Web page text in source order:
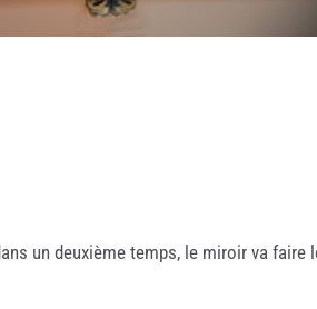
un deuxième temps, le miroir va faire